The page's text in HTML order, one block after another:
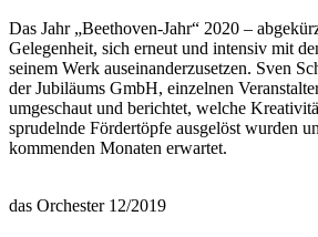
Das Jahr „Beethoven-Jahr“ 2020 –
Gelegenheit, sich erneut und intensiv mit
seinem Werk auseinanderzusetzen. Sven
der Jubiläums GmbH, einzelnen
umgeschaut und berichtet, welche
sprudelnde Fördertöpfe ausgelöst wurden
kommenden Monaten erwartet.
das Orchester 12/2019